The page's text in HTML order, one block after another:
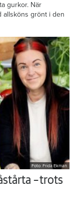
gurkor. När
allsköns grönt i den
Foto: Frida Ekman
– trots